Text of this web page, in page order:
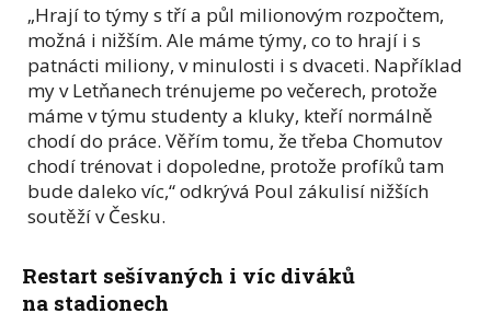
„Hrají to týmy s tří a půl milionovým rozpočtem,
možná i nižším. Ale máme týmy, co to hrají i s
patnácti miliony, v minulosti i s dvaceti. Například
my v Letňanech trénujeme po večerech, protože
máme v týmu studenty a kluky, kteří normálně
chodí do práce. Věřím tomu, že třeba Chomutov
chodí trénovat i dopoledne, protože profíků tam
bude daleko víc,“ odkrývá Poul zákulisí nižších
soutěží v Česku.
Restart sešívaných i víc diváků
na stadionech